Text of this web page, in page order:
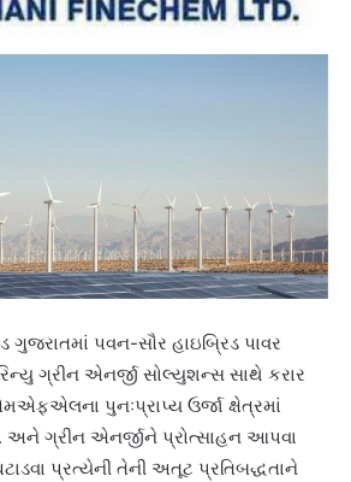
ગુજરાતમાં પવન-સૌર હાઇબ્રિડ પાવર
ગ્રીન એનર્જી સોલ્યુશન્સ સાથે કરાર
પુનઃપ્રાપ્ય ઉર્જા ક્ષેત્રમાં
અને ગ્રીન એનર્જીને પ્રોત્સાહન આપવા
પ્રત્યેની તેની અતૂટ પ્રતિબદ્ધતાને